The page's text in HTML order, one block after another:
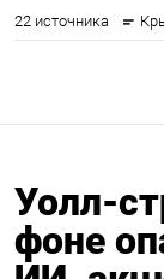
Уолл-
фоне